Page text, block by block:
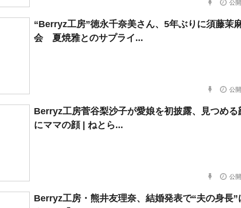
公
“Berryz工房”徳永千奈美さん、5年ぶりに須藤茉
会 夏焼雅とのサプライ...
公
Berryz工房菅谷梨沙子が愛娘を初披露、見つめる
にママの顔 | ねとら...
公
Berryz工房・熊井友理奈、結婚発表で“夫の身長”